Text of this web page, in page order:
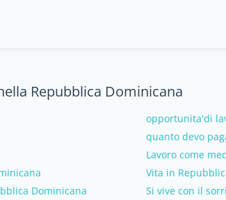
Repubblica Dominicana
opportunita'di
quanto devo
Lavoro come
Vita in
Dominicana
Si vive con il